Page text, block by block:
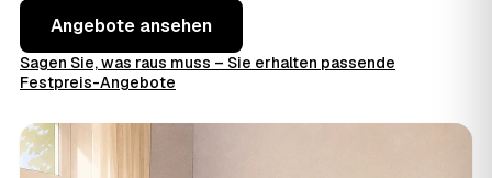
Angebote ansehen
Sagen Sie, was raus muss – Sie erhalten passende
Festpreis-Angebote